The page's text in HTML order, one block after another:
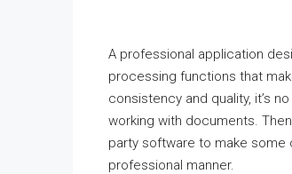
A professional application
processing functions that
consistency and quality, it’s
working with documents.
party software to make some
professional manner.